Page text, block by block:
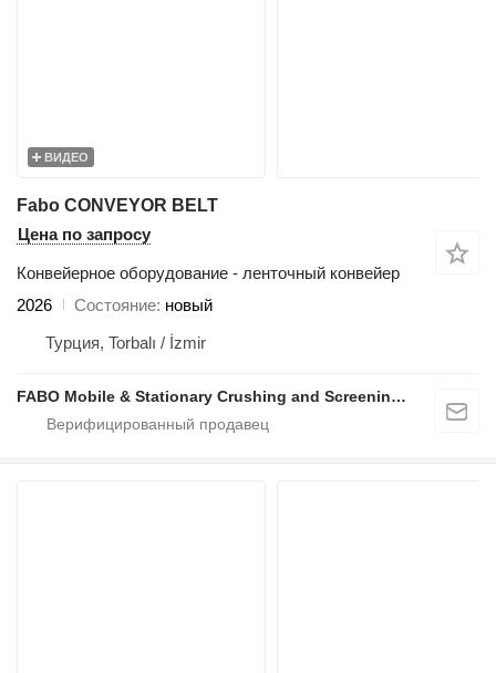
ВИДЕО
Fabo CONVEYOR BELT
Цена по запросу
Конвейерное оборудование - ленточный конвейер
2026
Состояние новый
Турция, Torbalı / İzmir
FABO Mobile & Stationary Crushing and Screening Plants | Concrete Batching Plants Manufacturer